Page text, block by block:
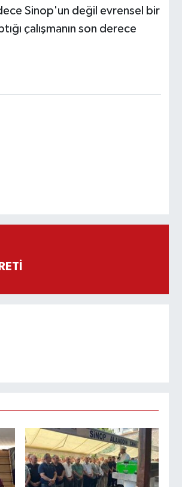
Sinop'un değil evrensel bir
çalışmanın son derece